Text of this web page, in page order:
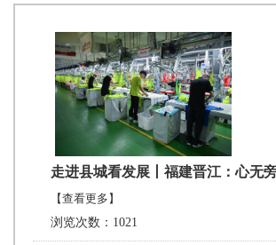
走进县城看发展丨福建晋江：心无
【查看更多】
浏览次数：1021